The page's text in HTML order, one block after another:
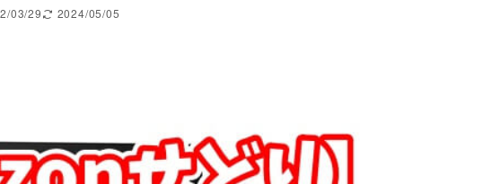
03/29 2024/05/05